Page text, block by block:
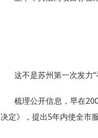
这不是苏州第一次发力“
梳理公开信息，早在
决定》，提出5年内使全市